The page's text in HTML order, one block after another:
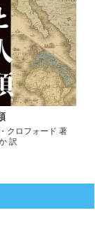
クロフォード 著
訳